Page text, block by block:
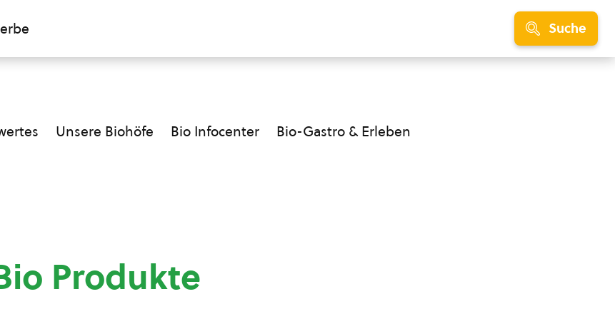
Suche
Unsere Biohöfe Bio Infocenter Bio-Gastro & Erleben
Produkte